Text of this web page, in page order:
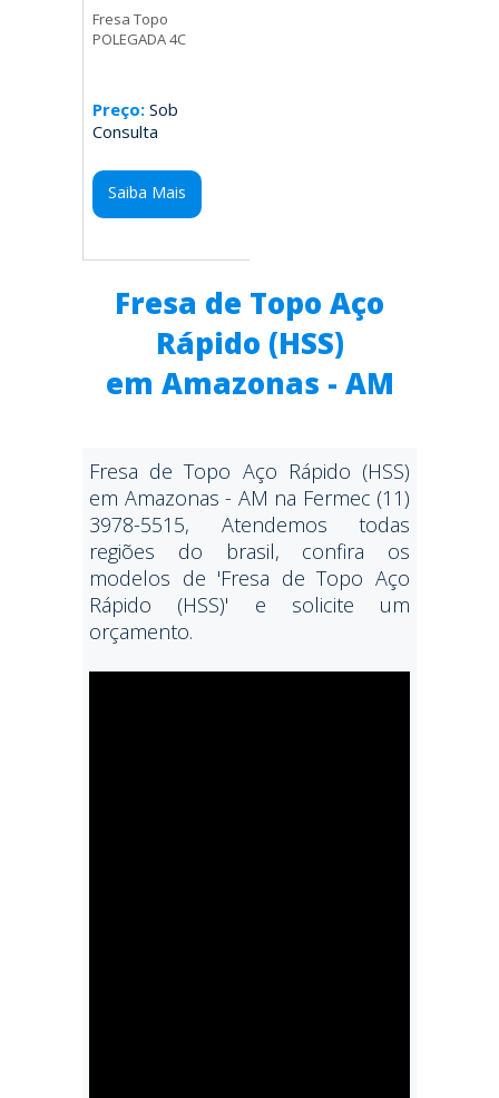
Fresa Topo
POLEGADA 4C
Preço: Sob
Consulta
Saiba Mais
Fresa de Topo Aço
Rápido (HSS)
em Amazonas - AM
Fresa de Topo Aço Rápido (HSS)
em Amazonas - AM na Fermec (11)
3978-5515, Atendemos todas
regiões do brasil, confira os
modelos de 'Fresa de Topo Aço
Rápido (HSS)' e solicite um
orçamento.